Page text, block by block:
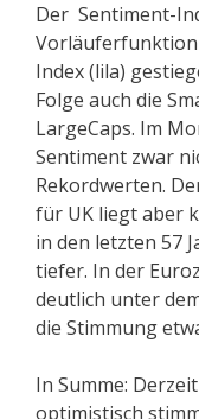
Der Sentiment-
Vorläuferfunktion
Index (lila)
Folge auch die
LargeCaps. Im
Sentiment zwar
Rekordwerten.
für UK liegt aber
in den letzten 57
tiefer. In der
deutlich unter
die Stimmung
In Summe:
optimistisch